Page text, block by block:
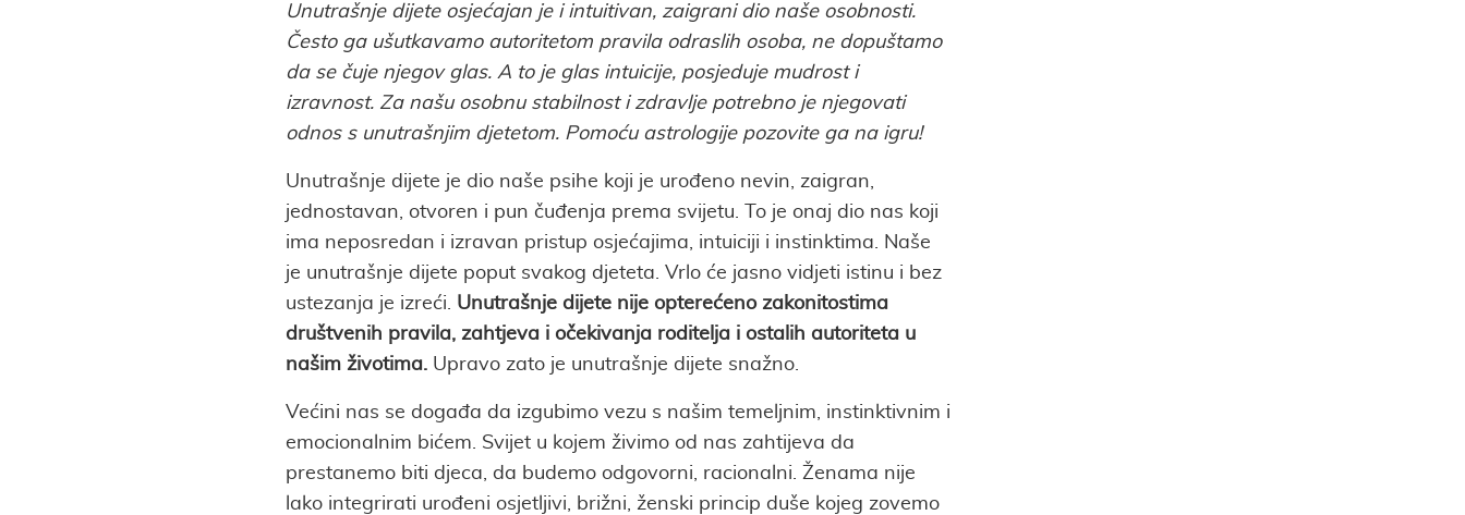
Unutrašnje dijete osjećajan je i intuitivan, zaigrani dio naše osobnosti.
Često ga ušutkavamo autoritetom pravila odraslih osoba, ne dopuštamo
da se čuje njegov glas. A to je glas intuicije, posjeduje mudrost i
izravnost. Za našu osobnu stabilnost i zdravlje potrebno je njegovati
odnos s unutrašnjim djetetom. Pomoću astrologije pozovite ga na igru!
Unutrašnje dijete je dio naše psihe koji je urođeno nevin, zaigran,
jednostavan, otvoren i pun čuđenja prema svijetu. To je onaj dio nas koji
ima neposredan i izravan pristup osjećajima, intuiciji i instinktima. Naše
je unutrašnje dijete poput svakog djeteta. Vrlo će jasno vidjeti istinu i bez
ustezanja je izreći. Unutrašnje dijete nije opterećeno zakonitostima
društvenih pravila, zahtjeva i očekivanja roditelja i ostalih autoriteta u
našim životima. Upravo zato je unutrašnje dijete snažno.
Većini nas se događa da izgubimo vezu s našim temeljnim, instinktivnim i
emocionalnim bićem. Svijet u kojem živimo od nas zahtijeva da
prestanemo biti djeca, da budemo odgovorni, racionalni. Ženama nije
lako integrirati urođeni osjetljivi, brižni, ženski princip duše kojeg zovemo